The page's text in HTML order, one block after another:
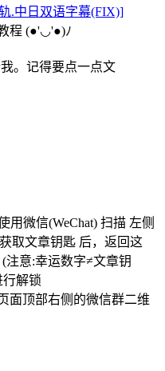
.中日双语字幕(FIX)]
程 (●'◡'●)ﾉ
。记得要点一点文
用微信(WeChat) 扫描 左侧
取文章钥匙 后，返回这
注意:幸运数字≠文章钥
行解锁
面顶部右侧的微信群二维